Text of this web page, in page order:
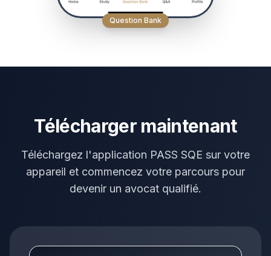
Question Bank
Télécharger maintenant
Téléchargez l'application PASS SQE sur votre
appareil et commencez votre parcours pour
devenir un avocat qualifié.